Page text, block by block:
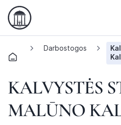
Darbostogos
KALVYSTĖS
MALŪNO